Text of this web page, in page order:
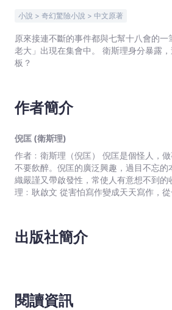
文
宇
宙
｜
小說 > 奇幻驚險小說 > 中文原著
原來接連不斷的事件都與七幫十八會的一筆巨款有關！ 各幫會決定集會討論巨款日後用途，衛斯
老大」出現在集會中。 衛斯理身分暴露，遂陷入危機，他能否化險為夷？刻有藏寶地址的二十一塊鋼板丟失，究竟是誰拿走了鋼
板？
作者簡介
倪匡 (衛斯理)
作者﹕衛斯理（倪匡） 倪匡是個怪人，做事往往出人意表。近年，也許現在還是，他宣布了「戒酒」，但定義是酒可照飲，不過
不要飲醉。倪匡的廣泛興趣，過目不忘
織嚴謹又帶啟發性，常使人有意想不到的
理﹕耿啟文 從害怕寫作變成天天寫作，從一名編劇變成了小說作者。在接近二十年的創作道路上，不斷尋找適合自己發揮的舞
畫﹕余遠鍠 從事多年漫畫工作。著名作品有﹕《數碼暴龍》（改編自日本著名動畫,行銷全球數十個國家）,《妖怪總動員》（入選
2005年第二屆書叢榜十本好書之一）,
出版社簡介
閱讀資訊